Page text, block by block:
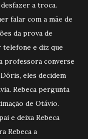
a troca.
falar com a mãe de
da prova de
telefone e diz que
professora converse
eles decidem
Rebeca pergunta
de Otávio.
e deixa Rebeca
Rebeca a